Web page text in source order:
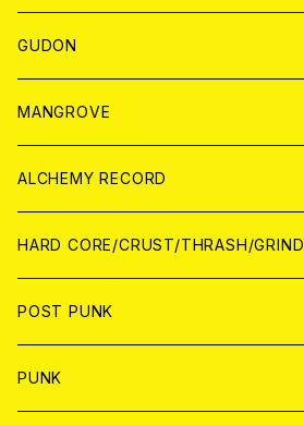
WORLD
JAPAN
WORLD
GUDON
アパレル
PATCH
アナログ
DIGITAL CONTENTS
MANGROVE
ALCHEMY RECORD
CD
ANALOG
HARD CORE/CRUST/THRASH/GRIND
JAPAN
CD
WORLD
POST PUNK
CD
PUNK